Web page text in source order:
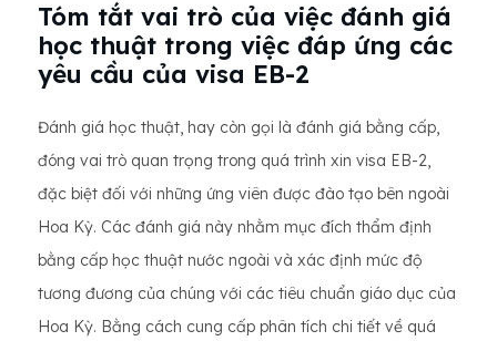
Tóm tắt vai trò của việc đánh giá
học thuật trong việc đáp ứng các
yêu cầu của visa EB-2
Đánh giá học thuật, hay còn gọi là đánh giá bằng cấp,
đóng vai trò quan trọng trong quá trình xin visa EB-2,
đặc biệt đối với những ứng viên được đào tạo bên ngoài
Hoa Kỳ. Các đánh giá này nhằm mục đích thẩm định
bằng cấp học thuật nước ngoài và xác định mức độ
tương đương của chúng với các tiêu chuẩn giáo dục của
Hoa Kỳ. Bằng cách cung cấp phân tích chi tiết về quá